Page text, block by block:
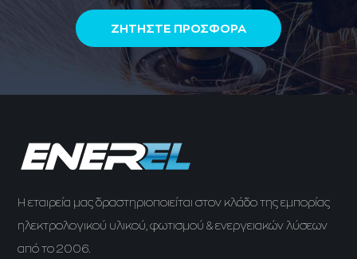
ΖΗΤΗΣΤΕ ΠΡΟΣΦΟΡΑ
H εταιρεία μας δραστηριοποιείται στον κλάδο της εμπορίας
ηλεκτρολογικού υλικού, φωτισμού & ενεργειακών λύσεων
από το 2006.